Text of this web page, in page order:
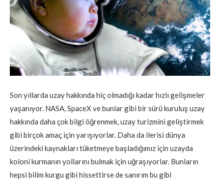
Son yıllarda uzay hakkında hiç olmadığı kadar hızlı gelişmeler
yaşanıyor. NASA, SpaceX ve bunlar gibi bir sürü kuruluş uzay
hakkında daha çok bilgi öğrenmek, uzay turizmini geliştirmek
gibi birçok amaç için yarışıyorlar. Daha da ilerisi dünya
üzerindeki kaynakları tüketmeye başladığımız için uzayda
koloni kurmanın yollarını bulmak için uğraşıyorlar. Bunların
hepsi bilim kurgu gibi hissettirse de sanırım bu gibi